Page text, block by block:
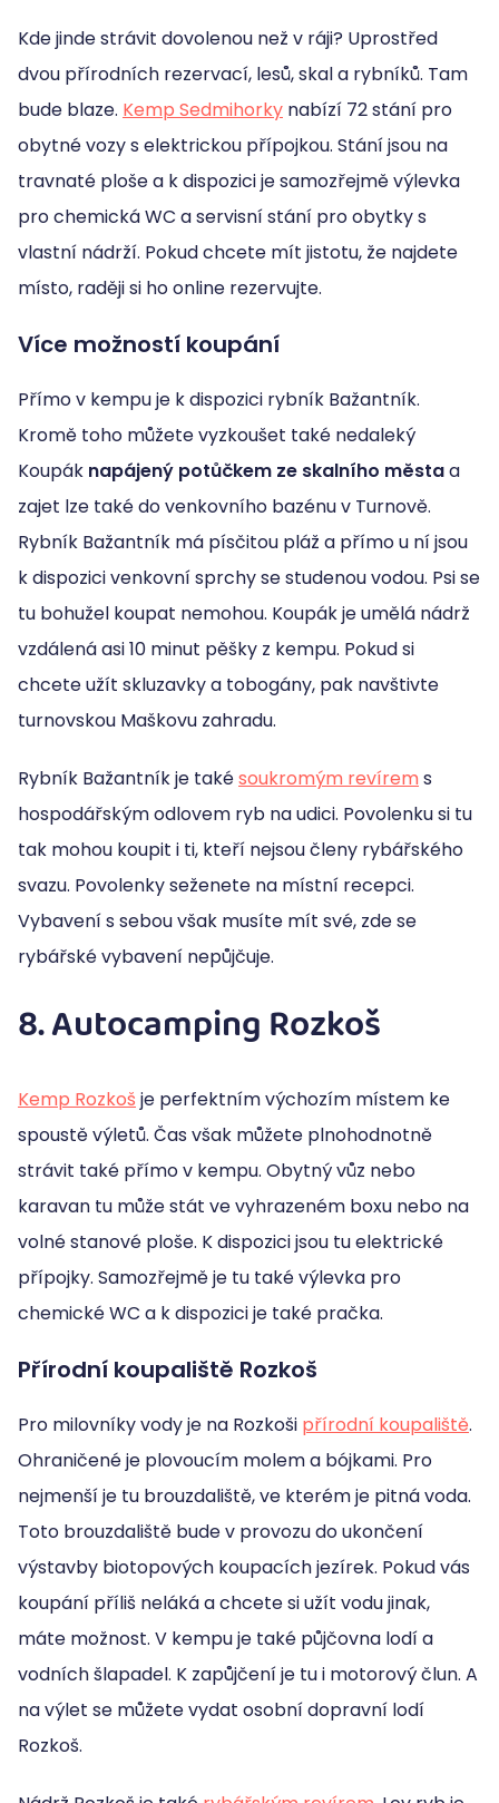
Kde jinde strávit dovolenou než v ráji? Uprostřed
dvou přírodních rezervací, lesů, skal a rybníků. Tam
bude blaze. Kemp Sedmihorky nabízí 72 stání pro
obytné vozy s elektrickou přípojkou. Stání jsou na
travnaté ploše a k dispozici je samozřejmě výlevka
pro chemická WC a servisní stání pro obytky s
vlastní nádrží. Pokud chcete mít jistotu, že najdete
místo, raději si ho online rezervujte.
Více možností koupání
Přímo v kempu je k dispozici rybník Bažantník.
Kromě toho můžete vyzkoušet také nedaleký
Koupák napájený potůčkem ze skalního městaa
zajet lze také do venkovního bazénu v Turnově.
Rybník Bažantník má písčitou pláž a přímo u ní jsou
k dispozici venkovní sprchy se studenou vodou. Psi se
tu bohužel koupat nemohou. Koupák je umělá nádrž
vzdálená asi 10 minut pěšky z kempu. Pokud si
chcete užít skluzavky a tobogány, pak navštivte
turnovskou Maškovu zahradu.
Rybník Bažantník je takésoukromým revírems
hospodářským odlovem ryb na udici. Povolenku si tu
tak mohou koupit i ti, kteří nejsou členy rybářského
svazu. Povolenky seženete na místní recepci.
Vybavení s sebou však musíte mít své, zde se
rybářské vybavení nepůjčuje.
8. Autocamping Rozkoš
Kemp Rozkoš je perfektním výchozím místem ke
spoustě výletů. Čas však můžete plnohodnotně
strávit také přímo v kempu. Obytný vůz nebo
karavan tu může stát ve vyhrazeném boxu nebo na
volné stanové ploše. K dispozici jsou tu elektrické
přípojky. Samozřejmě je tu také výlevka pro
chemické WC a k dispozici je také pračka.
Přírodní koupaliště Rozkoš
Pro milovníky vody je na Rozkoši přírodní koupaliště.
Ohraničené je plovoucím molem a bójkami. Pro
nejmenší je tu brouzdaliště, ve kterém je pitná voda.
Toto brouzdaliště bude v provozu do ukončení
výstavby biotopových koupacích jezírek. Pokud vás
koupání příliš neláká a chcete si užít vodu jinak,
máte možnost. V kempu je také půjčovna lodí a
vodních šlapadel. K zapůjčení je tu i motorový člun. A
na výlet se můžete vydat osobní dopravní lodí
Rozkoš.